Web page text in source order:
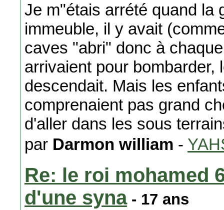
Je m"étais arrété quand la
immeuble, il y avait
caves "abri" donc à
arrivaient pour
descendait. Mais les
comprenaient pas grand
d'aller dans les sous
par Darmon william -
Re: le roi mohamed
d'une syna- 17 ans